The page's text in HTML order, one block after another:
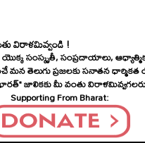
విరాళమివ్వండి !
సంస్కృతీ, సంప్రదాయాలు,
మన తెలుగు ప్రజలకు సనాతన
జాలికకు మీ వంతు
Supporting From Bharat: